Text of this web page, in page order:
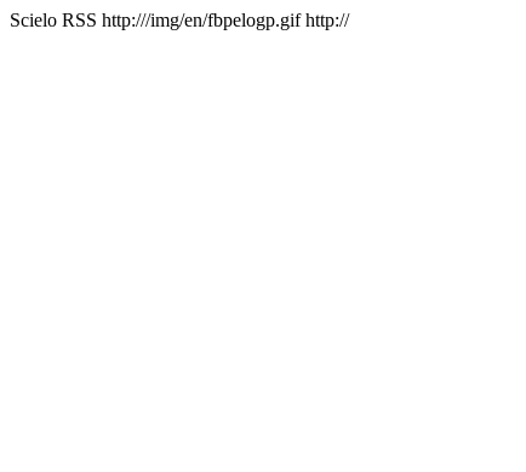
Scielo RSS http:///img/en/fbpelogp.gif http://